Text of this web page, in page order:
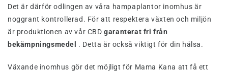
Det är därför odlingen av våra hampaplantor inomhus är
noggrant kontrollerad. För att respektera växten och miljön
är produktionen av vår CBDgaranterat fri från
bekämpningsmedel . Detta är också viktigt för din hälsa.
Växande inomhus gör det möjligt för Mama Kana att få ett